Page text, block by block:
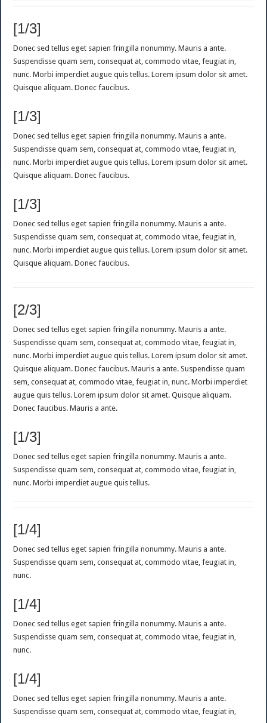
[1/3]
Donec sed tellus eget sapien fringilla nonummy. Mauris a ante.
Suspendisse quam sem, consequat at, commodo vitae, feugiat in,
nunc. Morbi imperdiet augue quis tellus. Lorem ipsum dolor sit amet.
Quisque aliquam. Donec faucibus.
[1/3]
Donec sed tellus eget sapien fringilla nonummy. Mauris a ante.
Suspendisse quam sem, consequat at, commodo vitae, feugiat in,
nunc. Morbi imperdiet augue quis tellus. Lorem ipsum dolor sit amet.
Quisque aliquam. Donec faucibus.
[1/3]
Donec sed tellus eget sapien fringilla nonummy. Mauris a ante.
Suspendisse quam sem, consequat at, commodo vitae, feugiat in,
nunc. Morbi imperdiet augue quis tellus. Lorem ipsum dolor sit amet.
Quisque aliquam. Donec faucibus.
[2/3]
Donec sed tellus eget sapien fringilla nonummy. Mauris a ante.
Suspendisse quam sem, consequat at, commodo vitae, feugiat in,
nunc. Morbi imperdiet augue quis tellus. Lorem ipsum dolor sit amet.
Quisque aliquam. Donec faucibus. Mauris a ante. Suspendisse quam
sem, consequat at, commodo vitae, feugiat in, nunc. Morbi imperdiet
augue quis tellus. Lorem ipsum dolor sit amet. Quisque aliquam.
Donec faucibus. Mauris a ante.
[1/3]
Donec sed tellus eget sapien fringilla nonummy. Mauris a ante.
Suspendisse quam sem, consequat at, commodo vitae, feugiat in,
nunc. Morbi imperdiet augue quis tellus.
[1/4]
Donec sed tellus eget sapien fringilla nonummy. Mauris a ante.
Suspendisse quam sem, consequat at, commodo vitae, feugiat in,
nunc.
[1/4]
Donec sed tellus eget sapien fringilla nonummy. Mauris a ante.
Suspendisse quam sem, consequat at, commodo vitae, feugiat in,
nunc.
[1/4]
Donec sed tellus eget sapien fringilla nonummy. Mauris a ante.
Suspendisse quam sem, consequat at, commodo vitae, feugiat in,